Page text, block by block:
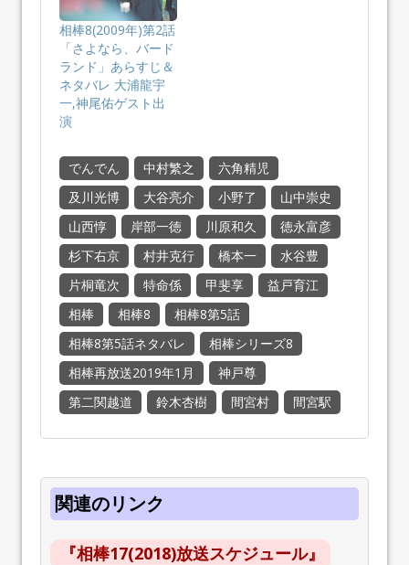
相棒8(2009年)第2話
「さよなら、バード
ランド」あらすじ＆
ネタバレ 大浦龍宇
一,神尾佑ゲスト出
演
でんでん 中村繁之
六角精児
及川光博
大谷亮介 小野了
山中崇史
山西惇
岸部一徳 川原和久
徳永富彦
杉下右京
村井克行 橋本一
水谷豊
片桐竜次
特命係 甲斐享
益戸育江
相棒
相棒8
相棒8第5話
相棒8第5話ネタバレ
相棒シリーズ8
相棒再放送2019年1月
神戸尊
第二関越道
鈴木杏樹 間宮村 間宮駅
関連のリンク
『相棒17(2018)放送スケジュール』